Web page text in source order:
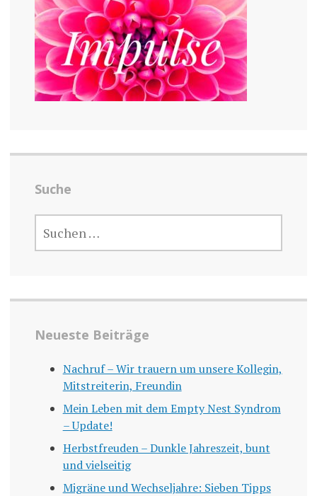
Suche
NACH:
Neueste Beiträge
Nachruf – Wir trauern um unsere Kollegin,
Mitstreiterin, Freundin
Mein Leben mit dem Empty Nest Syndrom
– Update!
Herbstfreuden – Dunkle Jahreszeit, bunt
und vielseitig
Migräne und Wechseljahre: Sieben Tipps